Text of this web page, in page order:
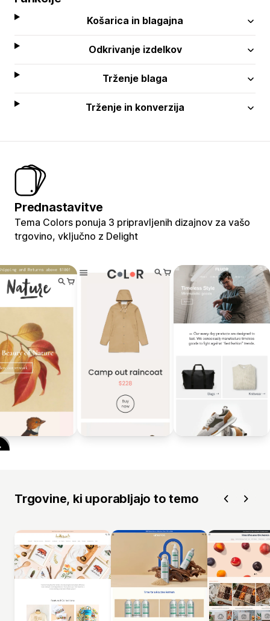
Košarica in blagajna
Odkrivanje izdelkov
Trženje blaga
Trženje in konverzija
Prednastavitve
Tema Colors ponuja 3 pripravljenih dizajnov za vašo
trgovino, vključno z Delight
Trgovine, ki uporabljajo to temo